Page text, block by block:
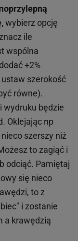
wybierz opcję
ile
wspólna
+2%
szerokość
równe).
wydruku będzie
Oklejając np
szerszy niż
to zagiąć i
odciąć. Pamiętaj
się nieco
to z
i zostanie
a krawędzią